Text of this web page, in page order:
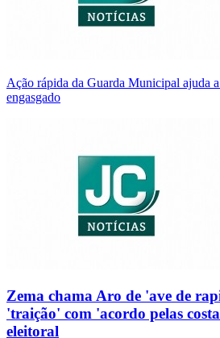
Ação rápida da Guarda Municipal ajuda
engasgado
Zema chama Aro de 'ave de
'traição' com 'acordo pelas
eleitoral